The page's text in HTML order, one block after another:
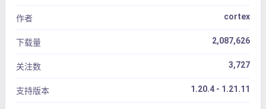
作者 cortex
下载量 2,087,626
关注数 3,727
支持版本 1.20.4 - 1.21.11